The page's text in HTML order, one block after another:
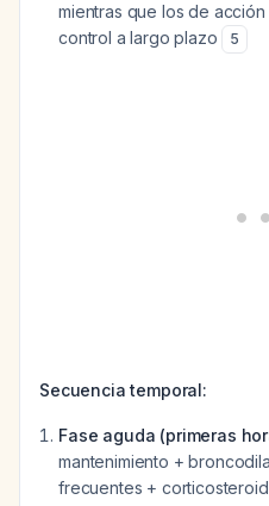
mientras que los de
control a largo plazo
5
Secuencia temporal:
Fase aguda (primeras
mantenimiento +
frecuentes +